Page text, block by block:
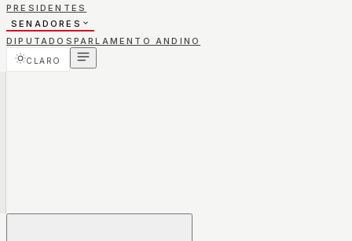
PRESIDENTES
SENADORES
DIPUTADOS PARLAMENTO ANDINO
CLARO